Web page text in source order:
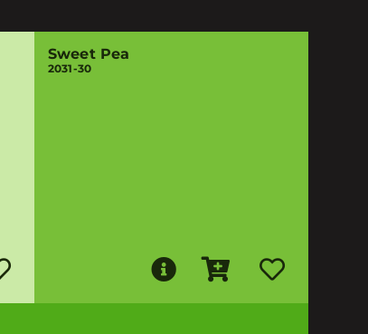
Sweet Pea
2031-30